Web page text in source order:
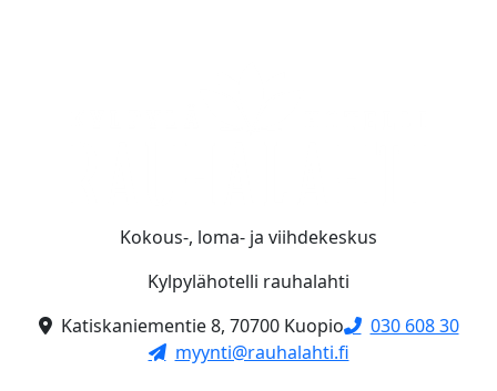
Kokous-, loma- ja viihdekeskus
Kylpylähotelli rauhalahti
Katiskaniementie 8, 70700 Kuopio
030 608 30
myynti@rauhalahti.fi